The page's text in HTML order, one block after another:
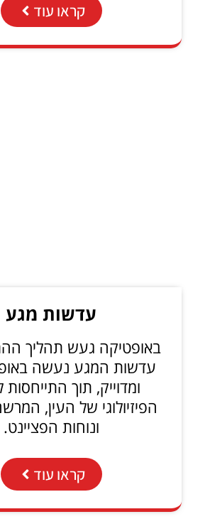
קראו עוד
עדשות מגע
באופטיקה געש תהליך
עדשות המגע נעשה
ומדוייק, תוך
הפיזיולוגי של העין,
ונוחות הפציינט.
קראו עוד